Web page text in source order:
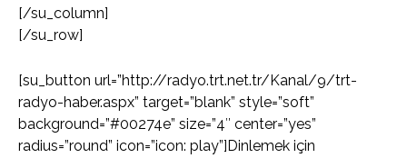
[/su_column]
[/su_row]
[su_button url=”http://radyo.trt.net.tr/Kanal/9/trt-
radyo-haber.aspx” target=”blank” style=”soft”
background=”#00274e” size=”4″ center=”yes”
radius=”round” icon=”icon: play”]Dinlemek için